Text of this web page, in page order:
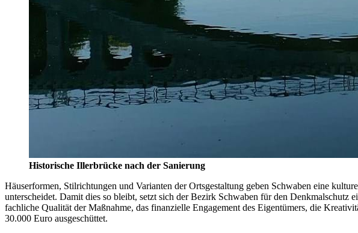
Historische Illerbrücke nach der Sanierung
Häuserformen, Stilrichtungen und Varianten der Ortsgestaltung geben Schwaben eine
unterscheidet. Damit dies so bleibt, setzt sich der Bezirk Schwaben für den Denkmalschutz
fachliche Qualität der Maßnahme, das finanzielle Engagement des Eigentümers, die
30.000 Euro ausgeschüttet.